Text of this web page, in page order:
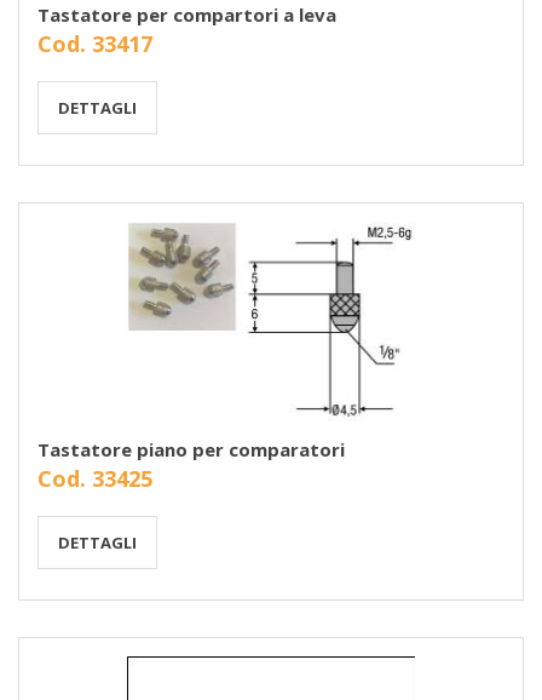
Tastatore per compartori a leva
Cod. 33417
DETTAGLI
Tastatore piano per comparatori
Cod. 33425
DETTAGLI